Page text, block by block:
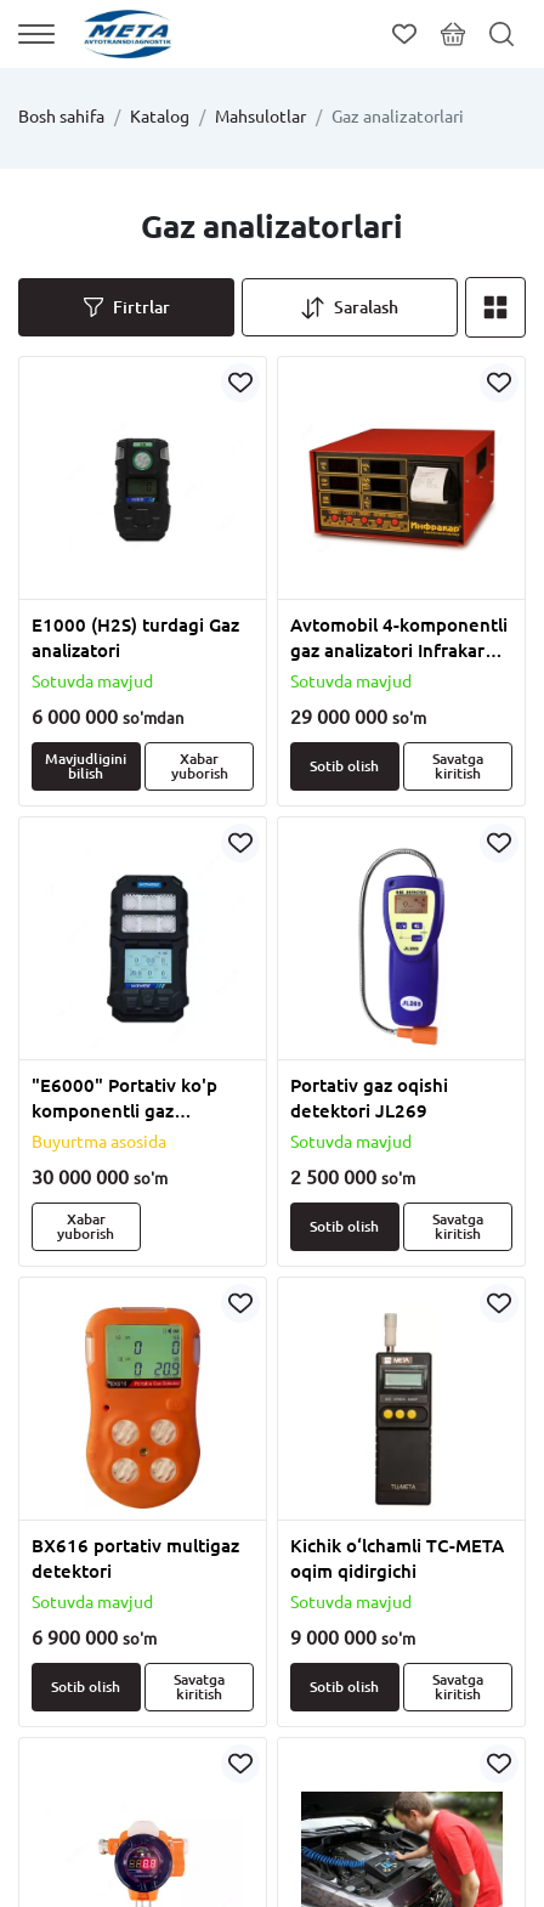
Bosh sahifa Katalog Mahsulotlar Gaz analizatorlari
Gaz analizatorlari
Firtrlar Saralash
Е1000 (H2S) turdagi Gaz
analizatori
Sotuvda mavjud
6 000 000 so'mdan
Mavjudligini
bilish
Xabar
yuborish
Avtomobil 4-komponentli
gaz analizatori Infrakar
M3T.01
Sotuvda mavjud
29 000 000 so'm
Sotib olish
Savatga
kiritish
"E6000" Portativ ko'p
komponentli gaz
analizatori
Buyurtma asosida
30 000 000 so'm
Xabar
yuborish
Portativ gaz oqishi
detektori JL269
Sotuvda mavjud
2 500 000 so'm
Sotib olish
Savatga
kiritish
BX616 portativ multigaz
detektori
Sotuvda mavjud
6 900 000 so'm
Sotib olish
Savatga
kiritish
Kichik o‘lchamli TC-META
oqim qidirgichi
Sotuvda mavjud
9 000 000 so'm
Sotib olish
Savatga
kiritish